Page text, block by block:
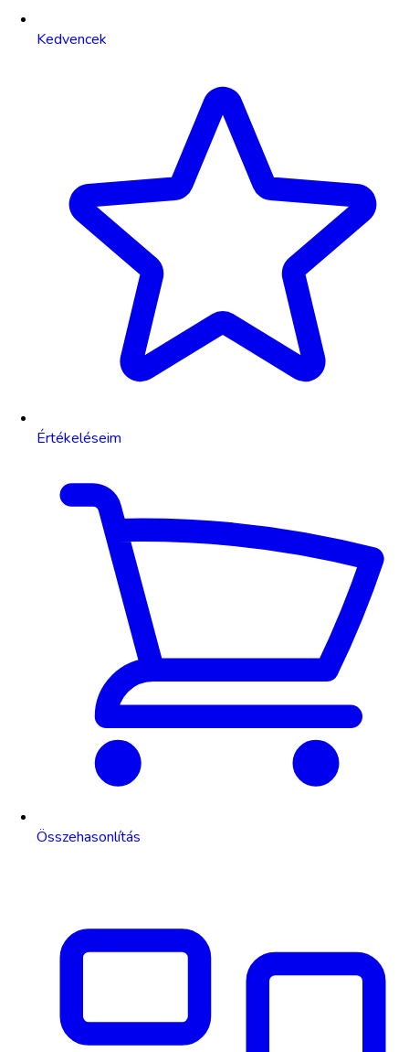
Kedvencek
Értékeléseim
Összehasonlítás